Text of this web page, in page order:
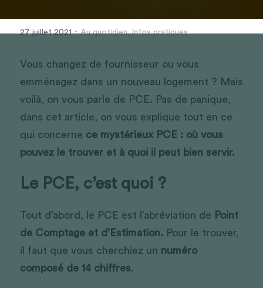
27 juillet 2021·Au quotidien, Infos pratiques
Vous changez de fournisseur ou vous
emménagez dans un nouveau logement ? Mais
voilà, on vous parle de PCE. Pas de panique,
dans cet article, on vous explique tout en ce
qui concerne ce mystérieux PCE : où vous
pouvez le trouver et à quoi il peut bien servir.
Le PCE, c’est quoi ?
Tout d’abord, le PCE est l’abréviation de Point
de Comptage et d’Estimation. Pour le trouver,
il faut que vous cherchiez un numéro
composé de 14 chiffres.